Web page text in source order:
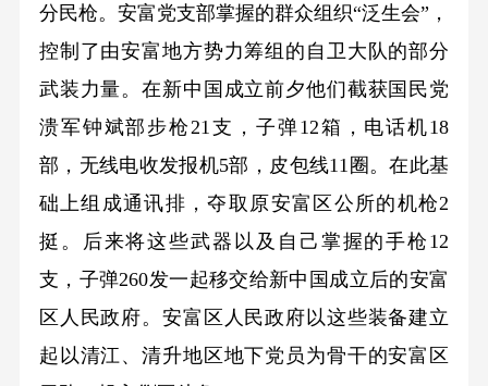
分民枪。安富党支部掌握的群众组织“泛生会”，
控制了由安富地方势力筹组的自卫大队的部分
武装力量。在新中国成立前夕他们截获国民党
溃军钟斌部步枪21支，子弹12箱，电话机18
部，无线电收发报机5部，皮包线11圈。在此基
础上组成通讯排，夺取原安富区公所的机枪2
挺。后来将这些武器以及自己掌握的手枪12
支，子弹260发一起移交给新中国成立后的安富
区人民政府。安富区人民政府以这些装备建立
起以清江、清升地区地下党员为骨干的安富区